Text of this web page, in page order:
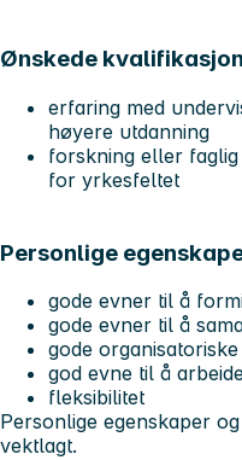
Ønskede
erfaring med
høyere utdanning
forskning eller
for yrkesfeltet
Personlige
gode evner til å
gode evner til å
gode
god evne til å
fleksibilitet
Personlige egenskaper
vektlagt.